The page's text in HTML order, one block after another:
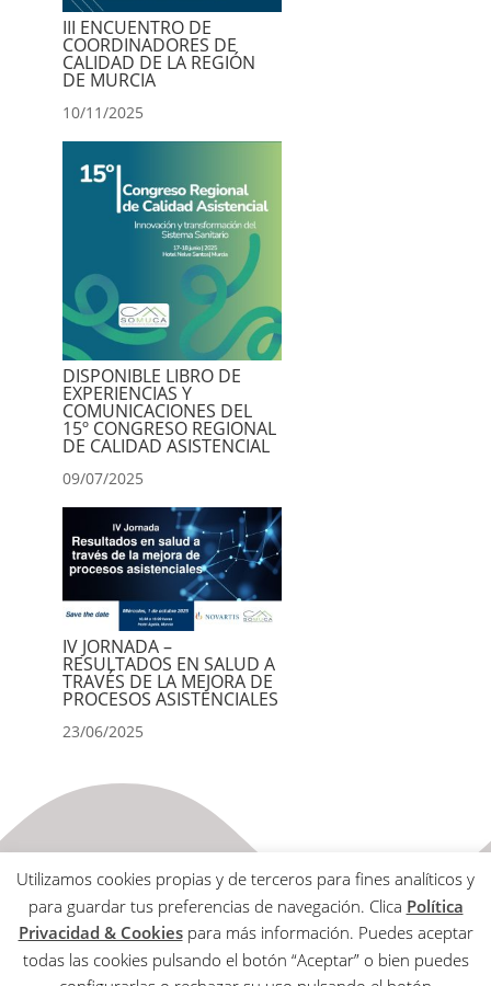
III ENCUENTRO DE
COORDINADORES DE
CALIDAD DE LA REGIÓN
DE MURCIA
10/11/2025
DISPONIBLE LIBRO DE
EXPERIENCIAS Y
COMUNICACIONES DEL
15º CONGRESO REGIONAL
DE CALIDAD ASISTENCIAL
09/07/2025
IV JORNADA –
RESULTADOS EN SALUD A
TRAVÉS DE LA MEJORA DE
PROCESOS ASISTENCIALES
23/06/2025
Aviso Legal
Utilizamos cookies propias y de terceros para fines analíticos y
para guardar tus preferencias de navegación. Clica Política
Privacidad & Cookiespara más información. Puedes aceptar
todas las cookies pulsando el botón “Aceptar” o bien puedes